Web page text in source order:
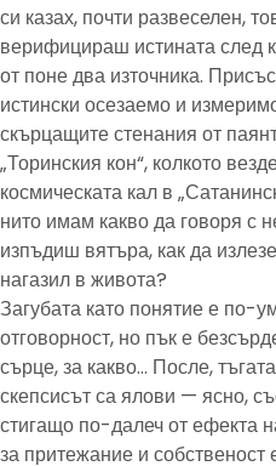
си казах, почти развеселен,
верифицираш истината след
от поне два източника.
истински осезаемо и
скърцащите стенания от
„Торинския кон“, колкото
космическата кал в
нито имам какво да говоря с
изпъдиш вятъра, как да
нагазил в живота?
Загубата като понятие е по-
отговорност, но пък е
сърце, за какво… После,
скепсисът са ялови — ясно,
стигащо по-далеч от ефекта
за притежание и собственост